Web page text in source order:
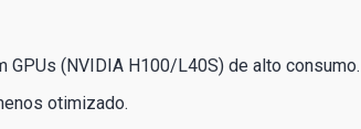
(NVIDIA H100/L40S) de alto consumo.
otimizado.